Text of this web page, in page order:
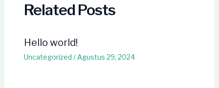
Related Posts
Hello world!
Uncategorized / Agustus 29, 2024